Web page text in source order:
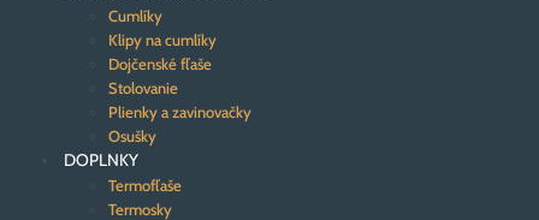
Cumlíky
Klipy na cumlíky
Dojčenské fľaše
Stolovanie
Plienky a zavinovačky
Osušky
DOPLNKY
Termofľaše
Termosky